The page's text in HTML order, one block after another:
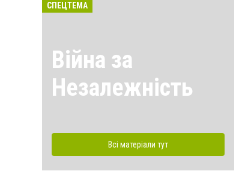
СПЕЦТЕМА
Війна за
Незалежність
Всі матеріали тут